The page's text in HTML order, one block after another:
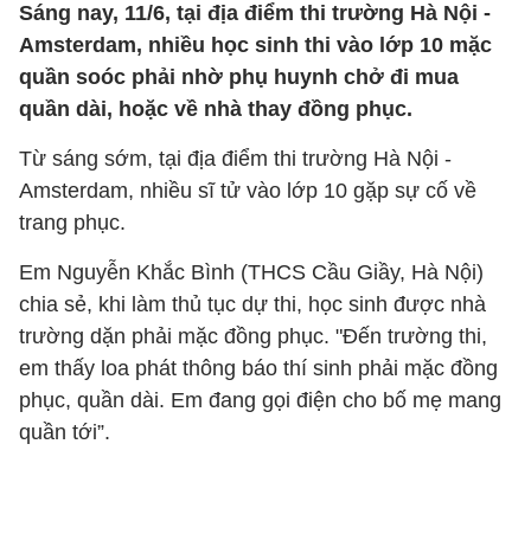
Sáng nay, 11/6, tại địa điểm thi trường Hà Nội -
Amsterdam, nhiều học sinh thi vào lớp 10 mặc
quần soóc phải nhờ phụ huynh chở đi mua
quần dài, hoặc về nhà thay đồng phục.
Từ sáng sớm, tại địa điểm thi trường Hà Nội -
Amsterdam, nhiều sĩ tử vào lớp 10 gặp sự cố về
trang phục.
Em Nguyễn Khắc Bình (THCS Cầu Giầy, Hà Nội)
chia sẻ, khi làm thủ tục dự thi, học sinh được nhà
trường dặn phải mặc đồng phục. "Đến trường thi,
em thấy loa phát thông báo thí sinh phải mặc đồng
phục, quần dài. Em đang gọi điện cho bố mẹ mang
quần tới”.